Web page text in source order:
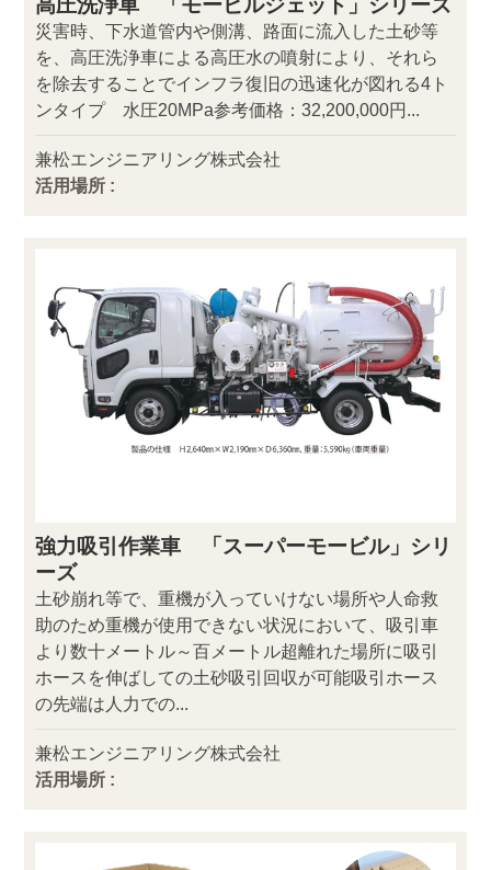
高圧洗浄車 「モービルジェット」シリーズ
災害時、下水道管内や側溝、路面に流入した土砂等
を、高圧洗浄車による高圧水の噴射により、それら
を除去することでインフラ復旧の迅速化が図れる4ト
ンタイプ 水圧20MPa参考価格：32,200,000円...
兼松エンジニアリング株式会社
活用場所 :
強力吸引作業車 「スーパーモービル」シリ
ーズ
土砂崩れ等で、重機が入っていけない場所や人命救
助のため重機が使用できない状況において、吸引車
より数十メートル～百メートル超離れた場所に吸引
ホースを伸ばしての土砂吸引回収が可能吸引ホース
の先端は人力での...
兼松エンジニアリング株式会社
活用場所 :